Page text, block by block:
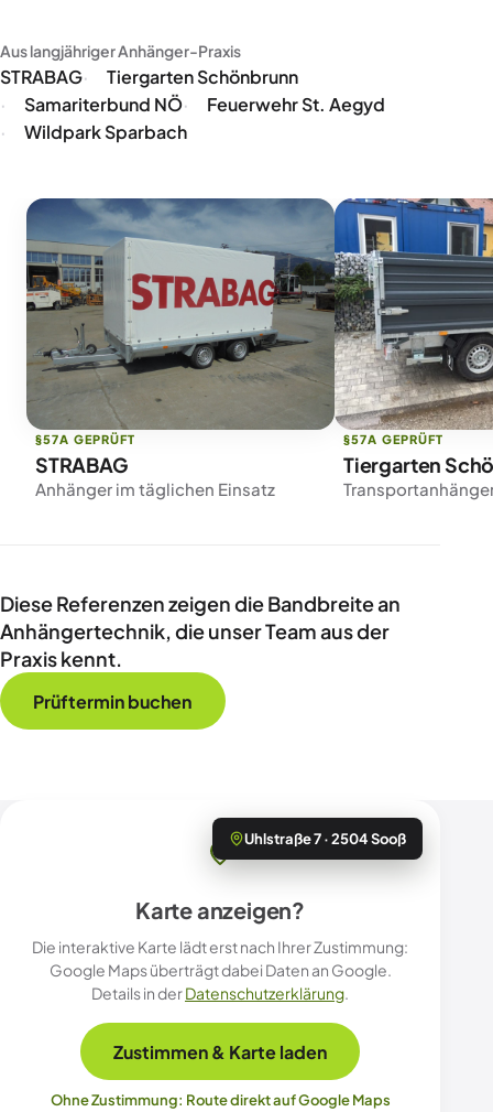
Aus langjähriger Anhänger-Praxis
STRABAG
Tiergarten Schönbrunn
Samariterbund NÖ
Feuerwehr St. Aegyd
Wildpark Sparbach
STRABAG
Anhänger im täglichen Einsatz
Tiergarten
Diese Referenzen zeigen die Bandbreite an
Anhängertechnik, die unser Team aus der
Praxis kennt.
Prüftermin buchen
Karte anzeigen?
Die interaktive Karte lädt erst nach Ihrer Zustimmung:
Google Maps überträgt dabei Daten an Google.
Details in derDatenschutzerklärung.
Zustimmen & Karte laden
Ohne Zustimmung: Route direkt auf Google Maps
Uhlstraße 7 · 2504 Sooß